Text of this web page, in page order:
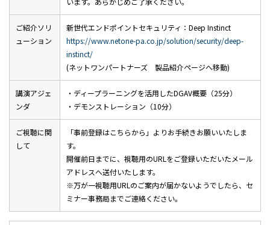
ご紹介ソリ
ューション
新世代エンドポイントセキュリティ：Deep Instinct
https://www.netone-pa.co.jp/solution/security/deep-
instinct/
(ネットワンパートナーズ 製品紹介ページへ移動)
講演アジェ
ンダ
・ディープラーニングを活用したDGAV概要（25分）
・デモンストレーション（10分）
ご視聴に関
して
「事前登録はこちらから」よりお手続きお願いいたしま
す。
開催前日までに、視聴用のURLをご登録いただいたメール
アドレスへ送付いたします。
※万が一視聴用URLのご案内が届かないようでしたら、セ
ミナー事務局までご連絡ください。